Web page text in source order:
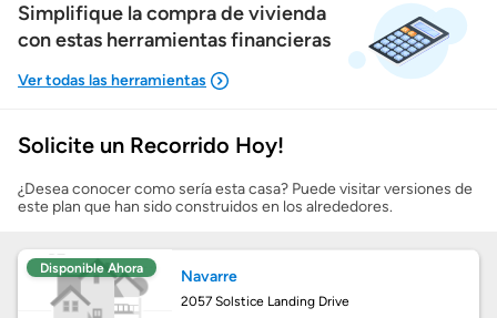
Simplifique la compra de vivienda
con estas herramientas financieras
Mostrarme lo que puedo pagar
Costos casa nueva vs. usada
Obtener mi puntaje de crédito
Solicite un Recorrido Hoy!
¿Desea conocer como sería esta casa? Puede visitar versiones de
este plan que han sido construidos en los alrededores.
Disponible Ahora Navarre
2057 Solstice Landing Drive